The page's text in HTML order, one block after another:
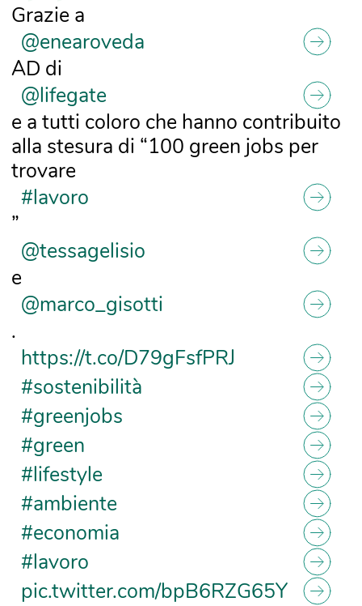
Grazie a
@enearoveda
AD di
@lifegate
e a tutti coloro che hanno contribuito
alla stesura di “100 green jobs per
trovare
#lavoro
”
@tessagelisio
e
@marco_gisotti
.
https://t.co/D79gFsfPRJ
#sostenibilità
#greenjobs
#green
#lifestyle
#ambiente
#economia
#lavoro
pic.twitter.com/bpB6RZG65Y